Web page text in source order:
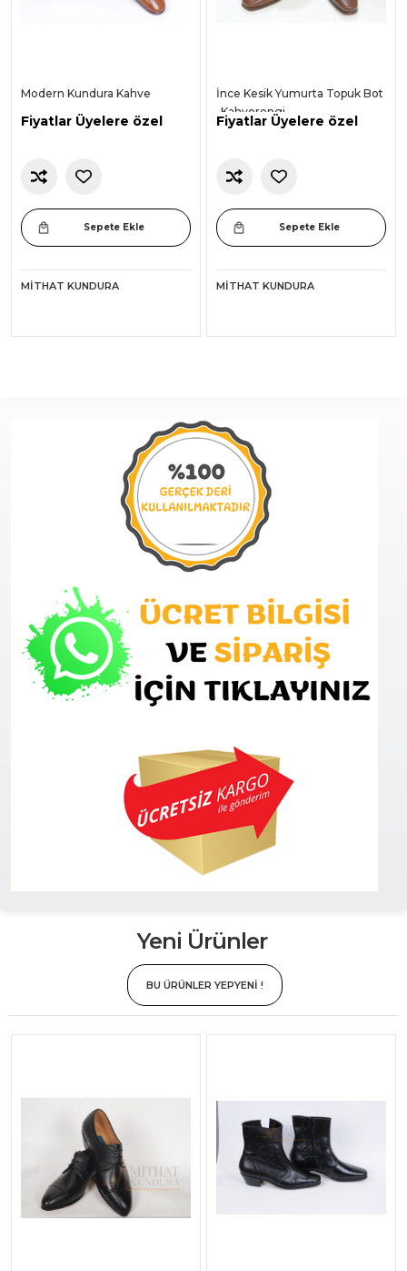
Modern Kundura Kahve
Fiyatlar Üyelere özel
Sepete Ekle
MITHAT KUNDURA
İnce Kesik Yumurta Topuk Bot
-Kahverengi-
Fiyatlar Üyelere özel
Sepete Ekle
MITHAT KUNDURA
Yeni Ürünler
BU ÜRÜNLER YEPYENİ !